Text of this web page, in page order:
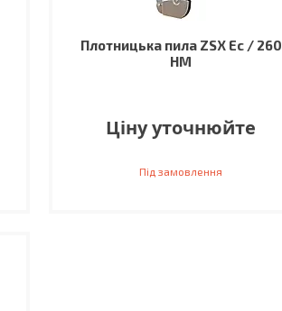
Плотницька пила ZSX Ec / 260
HM
Ціну уточнюйте
Під замовлення